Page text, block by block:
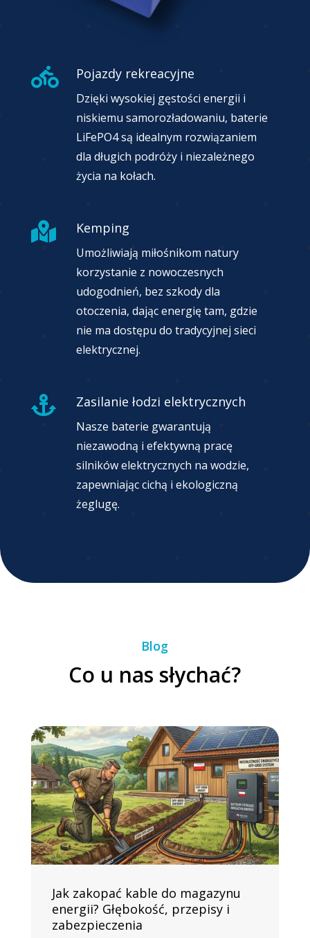
 Pojazdy rekreacyjne
Dzięki wysokiej gęstości energii i
niskiemu samorozładowaniu, baterie
LiFePO4 są idealnym rozwiązaniem
dla długich podróży i niezależnego
życia na kołach.
 Kemping
Umożliwiają miłośnikom natury
korzystanie z nowoczesnych
udogodnień, bez szkody dla
otoczenia, dając energię tam, gdzie
nie ma dostępu do tradycyjnej sieci
elektrycznej.
 Zasilanie łodzi elektrycznych
Nasze baterie gwarantują
niezawodną i efektywną pracę
silników elektrycznych na wodzie,
zapewniając cichą i ekologiczną
żeglugę.
Blog
Co u nas słychać?
Jak zakopać kable do magazynu
energii? Głębokość, przepisy i
zabezpieczenia